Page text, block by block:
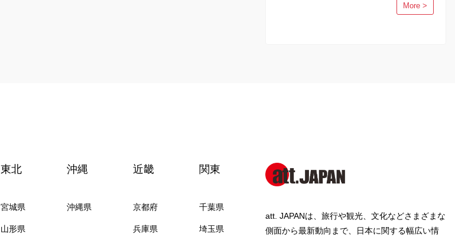
More >
東北
宮城県
山形県
沖縄
沖縄県
近畿
京都府
兵庫県
関東
千葉県
埼玉県
att. JAPANは、旅行や観光、文化などさまざまな
側面から最新動向まで、日本に関する幅広い情